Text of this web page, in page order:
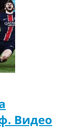
Видео